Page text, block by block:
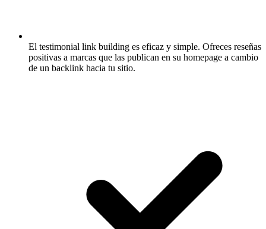
El testimonial link building es eficaz y simple. Ofreces reseñas
positivas a marcas que las publican en su homepage a cambio
de un backlink hacia tu sitio.